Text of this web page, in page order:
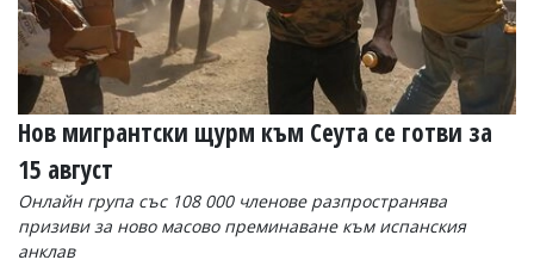
Управители:
Веселин
Василев,
email:
v.vasilev@flagman.bg
Катя
Касабова,
еmail:k.kassabova@flagman.bg
Главен
Нов мигрантски щурм към Сеута се готви за
15 август
Онлайн група със 108 000 членове разпространява
призиви за ново масово преминаване към испанския
анклав